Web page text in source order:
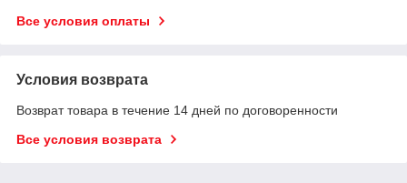
Все условия оплаты
Условия возврата
Возврат товара в течение 14 дней по договоренности
Все условия возврата